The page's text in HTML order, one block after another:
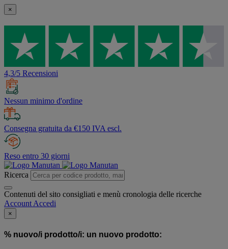
×
4,3/5 Recensioni
Nessun minimo d'ordine
Consegna gratuita da €150 IVA escl.
Reso entro 30 giorni
Ricerca
Contenuti del sito consigliati e menù cronologia delle ricerche
Account Accedi
×
% nuovo/i prodotto/i: un nuovo prodotto: